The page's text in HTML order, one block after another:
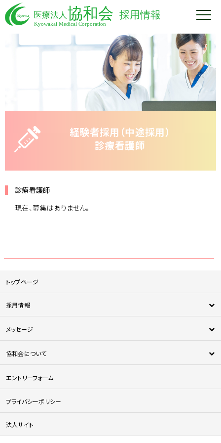
経験者採用（中途採用）
診療看護師
診療看護師
現在、募集はありません。
トップページ
採用情報
医師採用
メッセージ
協和会について
協和会を知る
人材育成について
エントリーフォーム
プライバシーポリシー
法人サイト